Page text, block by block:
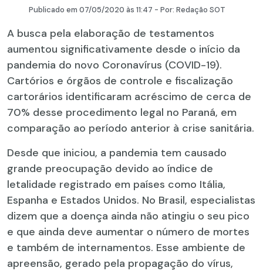
Publicado em 07/05/2020 às 11:47 - Por: Redação SOT
A busca pela elaboração de testamentos
aumentou significativamente desde o início da
pandemia do novo Coronavírus (COVID-19).
Cartórios e órgãos de controle e fiscalização
cartorários identificaram acréscimo de cerca de
70% desse procedimento legal no Paraná, em
comparação ao período anterior à crise sanitária.
Desde que iniciou, a pandemia tem causado
grande preocupação devido ao índice de
letalidade registrado em países como Itália,
Espanha e Estados Unidos. No Brasil, especialistas
dizem que a doença ainda não atingiu o seu pico
e que ainda deve aumentar o número de mortes
e também de internamentos. Esse ambiente de
apreensão, gerado pela propagação do vírus,